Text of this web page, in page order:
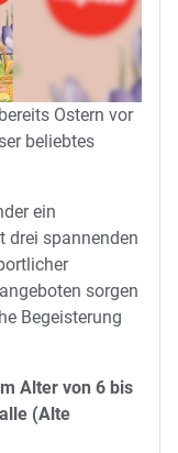
Ostern vor
beliebtes
ein
drei spannenden
sorgen
Begeisterung
Alter von 6 bis
(Alte